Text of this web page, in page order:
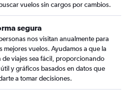
vuelos sin cargos por cambios.
segura
nos visitan anualmente para
mejores vuelos. Ayudamos a que la
de viajes sea fácil, proporcionando
y gráficos basados en datos que
a tomar decisiones.